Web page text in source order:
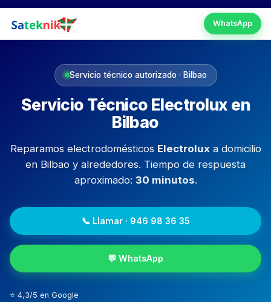
Skip
WhatsApp
Servicio técnico autorizado · Bilbao
Servicio Técnico Electrolux en
Bilbao
Reparamos electrodomésticos Electroluxa domicilio
en Bilbao y alrededores. Tiempo de respuesta
aproximado: 30 minutos.
📞 Llamar · 946 98 36 35
💬 WhatsApp
⭐ 4,3/5 en Google